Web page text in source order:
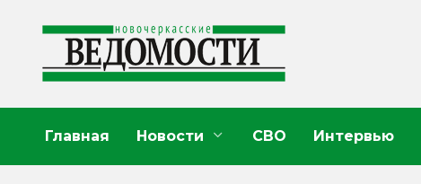
содержанию
Главная Новости СВО Интервью